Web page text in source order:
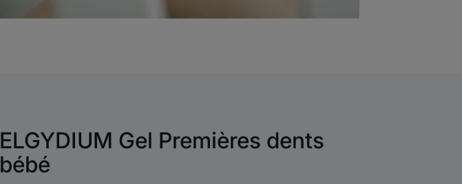
ELGYDIUM Gel Premières dents
bébé